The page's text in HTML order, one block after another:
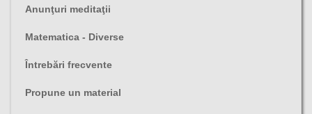
Anunţuri meditaţii
Matematica - Diverse
Întrebări frecvente
Propune un material